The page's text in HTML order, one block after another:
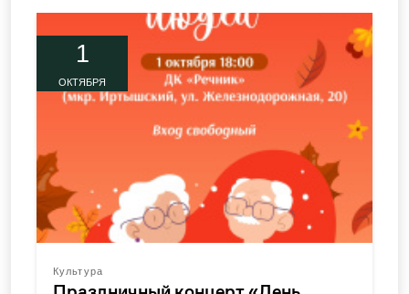
1
ОКТЯБРЯ
Культура